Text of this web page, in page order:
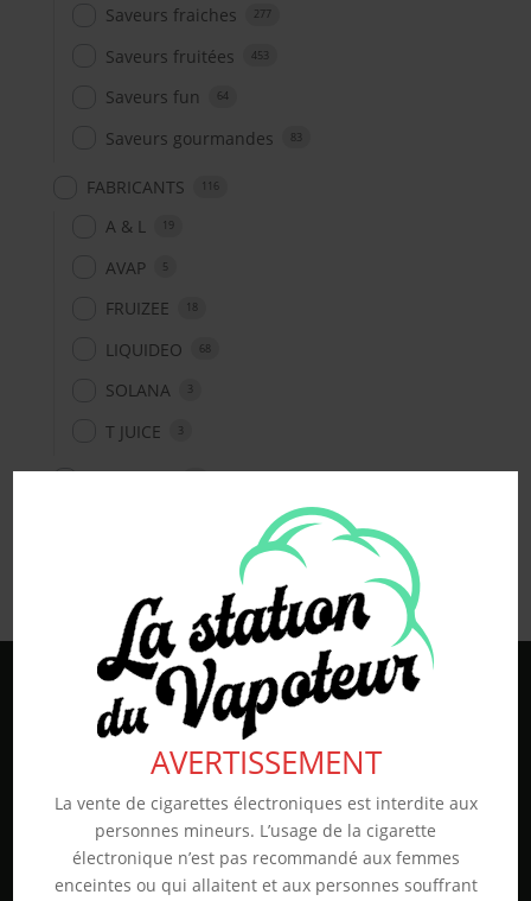
AVERTISSEMENT
La vente de cigarettes électroniques est interdite aux
personnes mineurs. L’usage de la cigarette
électronique n’est pas recommandé aux femmes
enceintes ou qui allaitent et aux personnes souffrant
Saveurs fraiches 277
Saveurs fruitées 453
Saveurs fun 64
Saveurs gourmandes 83
FABRICANTS 116
A & L 19
AVAP 5
FRUIZEE 18
LIQUIDEO 68
SOLANA 3
T JUICE 3